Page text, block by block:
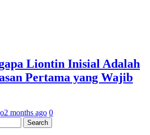
Liontin Inisial Adalah
Pertama yang Wajib
2 months ago 0